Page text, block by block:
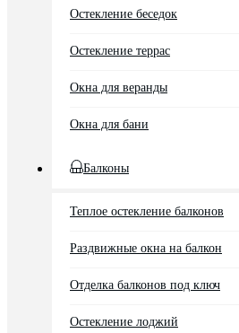
Остекление беседок
Остекление террас
Окна для веранды
Окна для бани
Балконы
Теплое остекление балконов
Раздвижные окна на балкон
Отделка балконов под ключ
Остекление лоджий